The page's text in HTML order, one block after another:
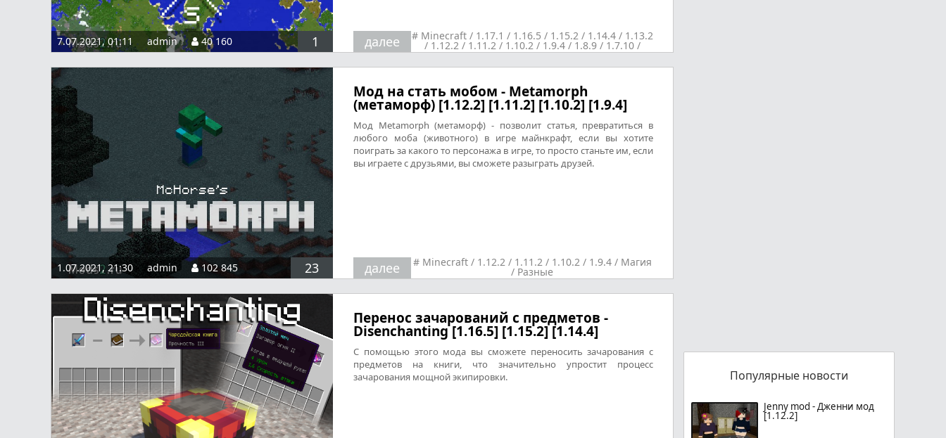
7.07.2021, 01:11 admin 40 160 1 далее # Minecraft/ 1.17.1 / 1.16.5 / 1.15.2/ 1.14.4/ 1.13.2
/ 1.12.2/ 1.11.2/ 1.10.2/ 1.9.4/ 1.8.9/ 1.7.10/
Разные
1.07.2021, 21:30 admin 102 845 23
Мод на стать мобом - Metamorph
(метаморф) [1.12.2] [1.11.2] [1.10.2] [1.9.4]
Мод Metamorph (метаморф) - позволит статья, превратиться в
любого моба (животного) в игре майнкрафт, если вы хотите
поиграть за какого то персонажа в игре, то просто станьте им, если
вы играете с друзьями, вы сможете разыграть друзей.
далее # Minecraft/ 1.12.2/ 1.11.2/ 1.10.2/ 1.9.4/ Магия
/ Разные
Перенос зачарований с предметов -
Disenchanting [1.16.5] [1.15.2] [1.14.4]
С помощью этого мода вы сможете переносить зачарования с
предметов на книги, что значительно упростит процесс
зачарования мощной экипировки.
Популярные новости
Jenny mod - Дженни мод
[1.12.2]